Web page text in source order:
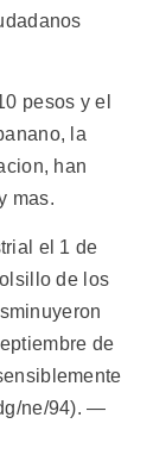
pesos y el
la
han
mas.
el 1 de
de los
de
ne/94). —